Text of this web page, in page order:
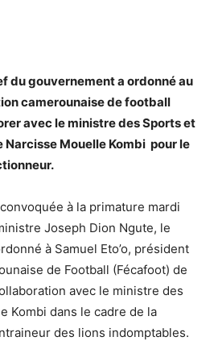
du gouvernement a ordonné au
camerounaise de football
avec le ministre des Sports et
Narcisse Mouelle Kombi pour le
à la primature mardi
Joseph Dion Ngute, le
à Samuel Eto’o, président
de Football (Fécafoot) de
avec le ministre des
Kombi dans le cadre de la
des lions indomptables.